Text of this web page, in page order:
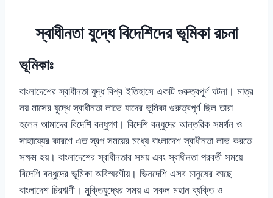
স্বাধীনতা যুদ্ধে বিদেশিদের ভূমিকা রচনা
ভূমিকাঃ
বাংলাদেশের স্বাধীনতা যুদ্ধ বিশ্ব ইতিহাসে একটি গুরুত্বপূর্ণ ঘটনা। মাত্র
নয় মাসের যুদ্ধে স্বাধীনতা লাভে যাদের ভূমিকা গুরুত্বপূর্ণ ছিল তারা
হলেন আমাদের বিদেশি বন্ধুগণ। বিদেশি বন্ধুদের আন্তরিক সমর্থন ও
সাহায্যের কারণে এত স্বল্প সময়ের মধ্যে বাংলাদেশ স্বাধীনতা লাভ করতে
সক্ষম হয়। বাংলাদেশের স্বাধীনতার সময় এবং স্বাধীনতা পরবর্তী সময়ে
বিদেশি বন্ধুদের ভূমিকা অবিস্মরণীয়। ভিনদেশি এসব মানুষের কাছে
বাংলাদেশ চিরঋণী। মুক্তিযুদ্ধের সময় এ সকল মহান ব্যক্তি ও